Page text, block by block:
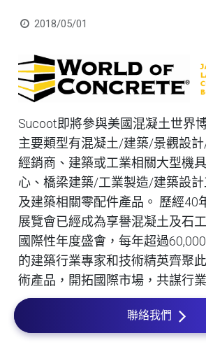
聯絡我們
2018/05/01
Sucoot即將參與美國混凝土世界
主要類型有混凝土/建築/景觀設
經銷商、建築或工業相關大型機
心、橋梁建築/工業製造/建築設
及建築相關零配件產品。 歷經40
展覽會已經成為享譽混凝土及石
國際性年度盛會，每年超過
的建築行業專家和技術精英齊聚
術產品，開拓國際市場，共謀行業
我們熱烈歡迎您的光臨。